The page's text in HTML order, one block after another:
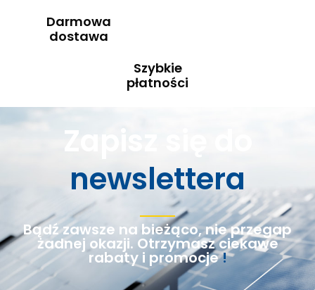
Darmowa
dostawa
Szybkie
płatności
Zapisz się do
newslettera
Bądź zawsze na bieżąco, nie przegap
żadnej okazji. Otrzymasz ciekawe
rabaty i promocje!